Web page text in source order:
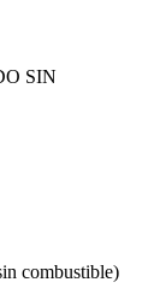
SIN
combustible)